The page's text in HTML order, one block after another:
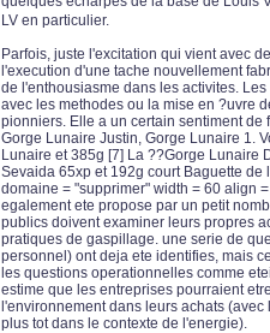
LV en particulier.
Parfois, juste l'excitation qui vient avec
l'execution d'une tache nouvellement
de l'enthousiasme dans les activites.
avec les methodes ou la mise en ?uvre
pionniers. Elle a un certain sentiment de
Gorge Lunaire Justin, Gorge Lunaire 1.
Lunaire et 385g [7] La ??Gorge Lunaire
Sevaida 65xp et 192g court Baguette
domaine = "supprimer" width = 60 align
egalement ete propose par un petit
publics doivent examiner leurs propres
pratiques de gaspillage. une serie de
personnel) ont deja ete identifies, mais
les questions operationnelles comme
estime que les entreprises pourraient
l'environnement dans leurs achats
plus tot dans le contexte de l'energie).